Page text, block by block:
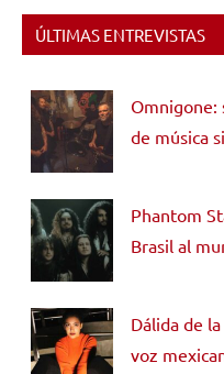
ÚLTIMAS ENTREVISTAS
Omnigone:
de música
Phantom
Brasil al
Dálida de
voz